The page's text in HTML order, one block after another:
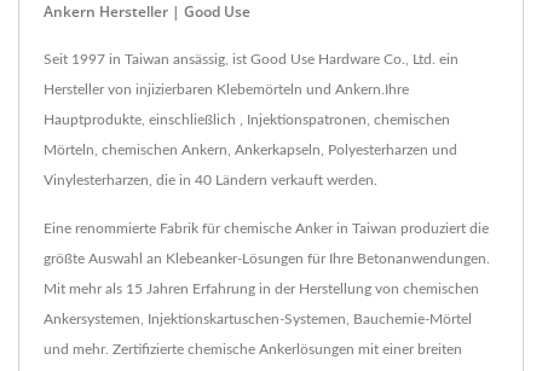
Ankern Hersteller | Good Use
Seit 1997 in Taiwan ansässig, ist Good Use Hardware Co., Ltd. ein
Hersteller von injizierbaren Klebemörteln und Ankern.Ihre
Hauptprodukte, einschließlich , Injektionspatronen, chemischen
Mörteln, chemischen Ankern, Ankerkapseln, Polyesterharzen und
Vinylesterharzen, die in 40 Ländern verkauft werden.
Eine renommierte Fabrik für chemische Anker in Taiwan produziert die
größte Auswahl an Klebeanker-Lösungen für Ihre Betonanwendungen.
Mit mehr als 15 Jahren Erfahrung in der Herstellung von chemischen
Ankersystemen, Injektionskartuschen-Systemen, Bauchemie-Mörtel
und mehr. Zertifizierte chemische Ankerlösungen mit einer breiten